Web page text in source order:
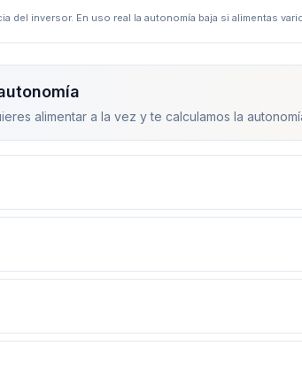
del inversor. En uso real la autonomía baja si alimentas
alimentar a la vez y te calculamos la